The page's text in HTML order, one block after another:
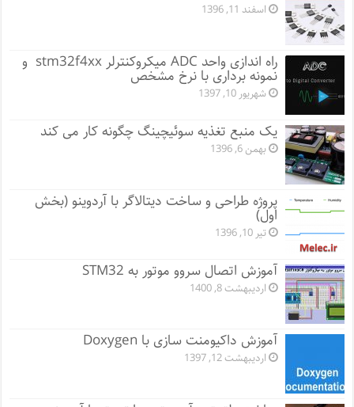
اسفند 11, 1396
راه اندازی واحد ADC میکروکنترلر stm32f4xx و
نمونه برداری با نرخ مشخص
شهریور 10, 1397
یک منبع تغذیه سوئیچینگ چگونه کار می کند
بهمن 6, 1396
پروژه طراحی و ساخت دیتالاگر با آردوینو (بخش
اول)
تیر 10, 1396
آموزش اتصال سروو موتور به STM32
اردیبهشت 8, 1400
آموزش داکیومنت سازی با Doxygen
اردیبهشت 12, 1397